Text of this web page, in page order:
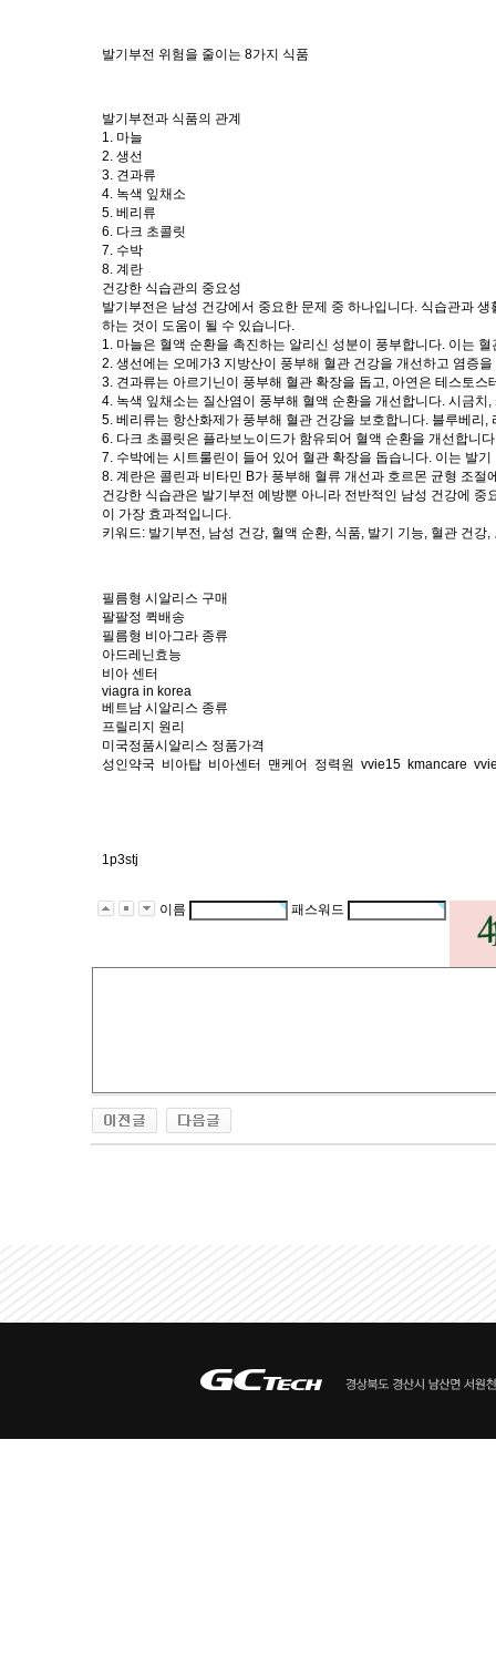
발기부전 위험을 줄이는 8가지 식품
발기부전과 식품의 관계
1. 마늘
2. 생선
3. 견과류
4. 녹색 잎채소
5. 베리류
6. 다크 초콜릿
7. 수박
8. 계란
건강한 식습관의 중요성
발기부전은 남성 건강에서 중요한 문제 중 하나입니다. 식습관과
하는 것이 도움이 될 수 있습니다.
1. 마늘은 혈액 순환을 촉진하는 알리신 성분이 풍부합니다. 이는
2. 생선에는 오메가3 지방산이 풍부해 혈관 건강을 개선하고 염증
3. 견과류는 아르기닌이 풍부해 혈관 확장을 돕고, 아연은 테스토
4. 녹색 잎채소는 질산염이 풍부해 혈액 순환을 개선합니다. 시금
5. 베리류는 항산화제가 풍부해 혈관 건강을 보호합니다. 블루베리
6. 다크 초콜릿은 플라보노이드가 함유되어 혈액 순환을 개선합니
7. 수박에는 시트룰린이 들어 있어 혈관 확장을 돕습니다. 이는 발
8. 계란은 콜린과 비타민 B가 풍부해 혈류 개선과 호르몬 균형 조절
건강한 식습관은 발기부전 예방뿐 아니라 전반적인 남성 건강에
이 가장 효과적입니다.
키워드: 발기부전, 남성 건강, 혈액 순환, 식품, 발기 기능, 혈관 건강
필름형 시­알리스 구매
팔팔정 퀵배송
필름형 비아그라 종류
아드레닌효능
비아 센터
viagra in korea
베트남 시알리스 종류
프릴리지 원리
미국정품시알리스 정품가격
성인약국 비아탑 비아센터 맨케어 정력원 vvie15 kmancare
1p3stj
이름 패스워드